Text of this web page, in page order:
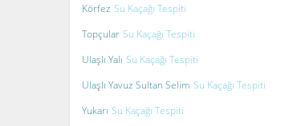
Körfez Su Kaçağı Tespiti
Topçular Su Kaçağı Tespiti
Ulaşlı Yalı Su Kaçağı Tespiti
Ulaşlı Yavuz Sultan Selim Su Kaçağı Tespiti
Yukarı Su Kaçağı Tespiti